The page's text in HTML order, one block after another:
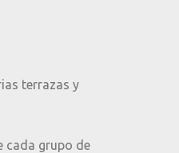
terrazas y
cada grupo de